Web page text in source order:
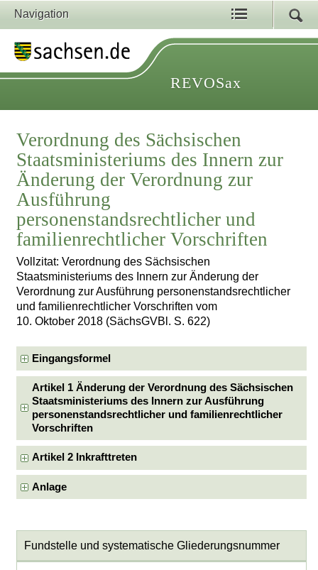
Navigation
REVOSax
Verordnung des Sächsischen
Staatsministeriums des Innern zur
Änderung der Verordnung zur
Ausführung
personenstandsrechtlicher und
familienrechtlicher Vorschriften
Vollzitat: Verordnung des Sächsischen
Staatsministeriums des Innern zur Änderung der
Verordnung zur Ausführung personenstandsrechtlicher
und familienrechtlicher Vorschriften vom
10. Oktober 2018 (SächsGVBl. S. 622)
Eingangsformel
Artikel 1 Änderung der Verordnung des Sächsischen
Staatsministeriums des Innern zur Ausführung
personenstandsrechtlicher und familienrechtlicher
Vorschriften
Artikel 2 Inkrafttreten
Anlage
Fundstelle und systematische Gliederungsnummer